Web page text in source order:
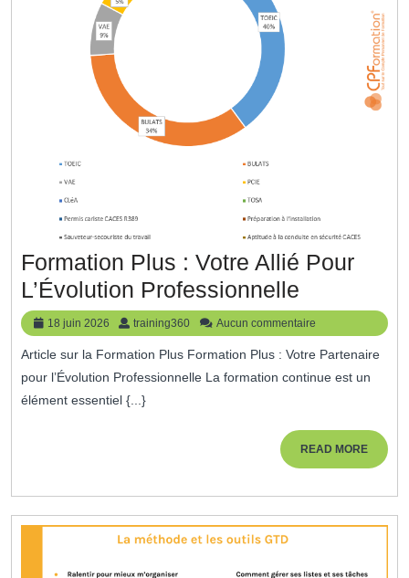
Formation Plus : Votre Allié Pour
L’Évolution Professionnelle
Plus
:
Votre
Pour
18 juin 2026
18
juin
2026
training360 training360
Aucun commentaire
Article sur la Formation Plus Formation Plus : Votre Partenaire
pour l’Évolution Professionnelle La formation continue est un
élément essentiel {...}
READ MOREREAD
MORE